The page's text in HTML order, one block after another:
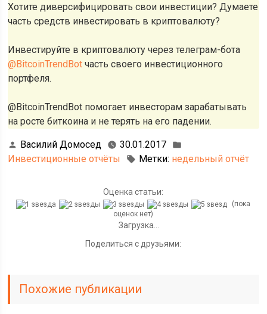
Хотите диверсифицировать свои инвестиции? Думаете
часть средств инвестировать в криптовалюту?
Инвестируйте в криптовалюту через телеграм-бота
@BitcoinTrendBot часть своего инвестиционного
портфеля.
@BitcoinTrendBot помогает инвесторам зарабатывать
на росте биткоина и не терять на его падении.
Василий Домосед
30.01.2017
Инвестиционные отчёты
Метки: недельный отчёт
Оценка статьи:
(пока
оценок нет)
Загрузка...
Поделиться с друзьями:
Похожие публикации